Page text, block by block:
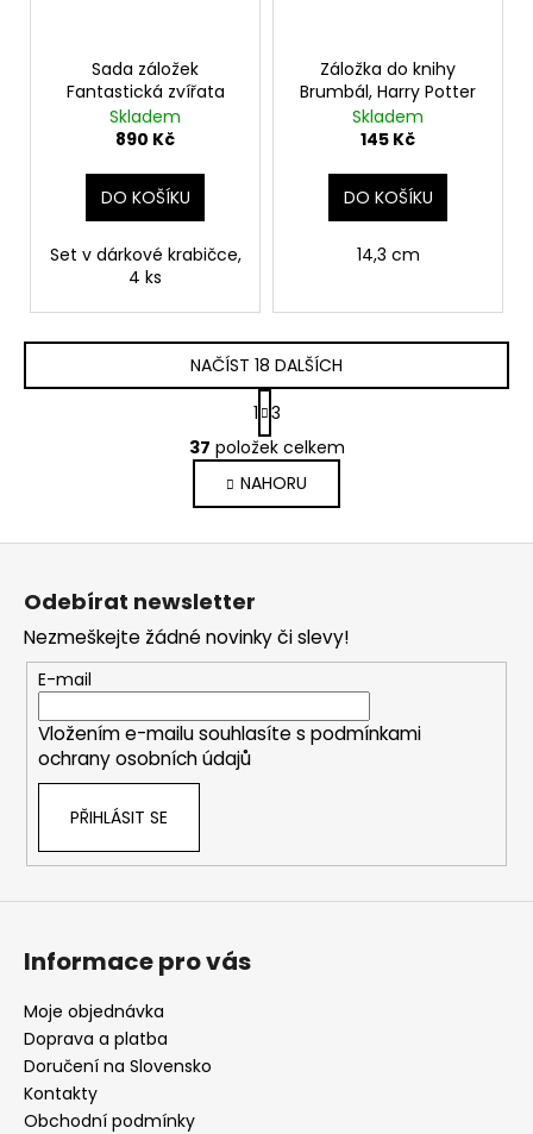
Sada záložek
Fantastická zvířata
Skladem
890 Kč
DO KOŠÍKU
Set v dárkové krabičce,
4 ks
Záložka do knihy
Brumbál, Harry Potter
Skladem
145 Kč
DO KOŠÍKU
14,3 cm
O
v
l
á
d
p
r
v
k
y
u
NAČÍST 18 DALŠÍCH
S
t
r
á
n
k
o
í
1 3
37 položek celkem
NAHORU
Odebírat newsletter
Nezmeškejte žádné novinky či slevy!
E-mail
Vložením e-mailu souhlasíte s podmínkami
ochrany osobních údajů
PŘIHLÁSIT SE
Informace pro vás
Moje objednávka
Doprava a platba
Doručení na Slovensko
Kontakty
Obchodní podmínky